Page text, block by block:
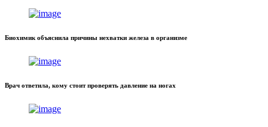
Биохимик объяснила причины нехватки железа в организме
Врач ответила, кому стоит проверять давление на ногах